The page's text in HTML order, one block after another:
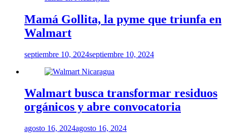
Mamá Gollita, la pyme que triunfa en
Walmart
septiembre 10, 2024septiembre 10, 2024
Walmart busca transformar residuos
orgánicos y abre convocatoria
agosto 16, 2024agosto 16, 2024